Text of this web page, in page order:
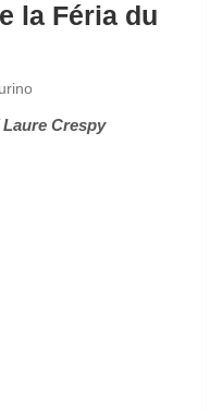
la Féria du
Crespy